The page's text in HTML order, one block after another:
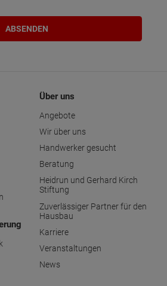
Über uns
Angebote
Wir über uns
Handwerker gesucht
Beratung
Heidrun und Gerhard Kirch
Stiftung
Zuverlässiger Partner für den
Hausbau
Karriere
Veranstaltungen
News